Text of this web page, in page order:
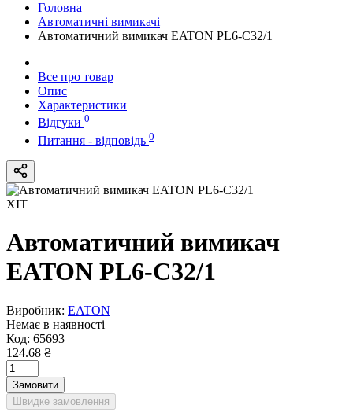
Головна
Автоматичні вимикачі
Автоматичний вимикач EATON PL6-C32/1
Все про товар
Опис
Характеристики
Відгуки 0
Питання - відповідь 0
ХІТ
Автоматичний вимикач
EATON PL6-C32/1
Виробник: EATON
Немає в наявності
Код: 65693
124.68 ₴
Замовити
Швидке замовлення